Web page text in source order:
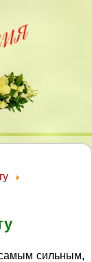
сильным,